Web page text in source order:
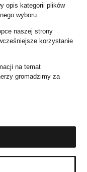
opis kategorii plików
wyboru.
naszej strony
korzystanie
na temat
gromadzimy za